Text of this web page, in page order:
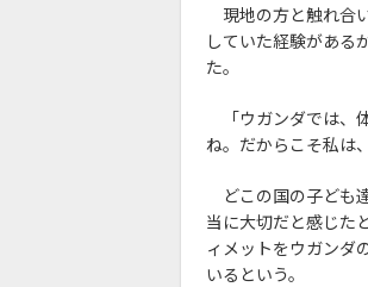
現地の方と触れ合
していた経験がある
た。
「ウガンダでは、
ね。だからこそ私は
どこの国の子ども
当に大切だと感じた
ィメットをウガンダ
いるという。